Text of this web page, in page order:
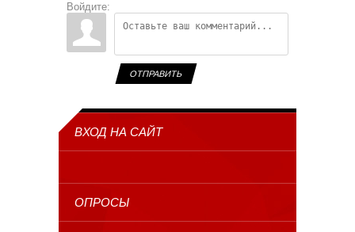
Войдите:
ОТПРАВИТЬ
ВХОД НА САЙТ
ОПРОСЫ